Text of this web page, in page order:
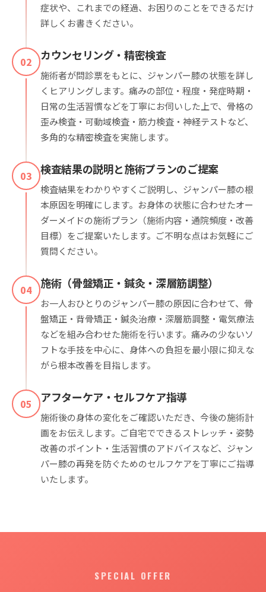
症状や、これまでの経過、お困りのことをできるだけ
詳しくお書きください。
02 カウンセリング・精密検査
施術者が問診票をもとに、ジャンパー膝の状態を詳し
くヒアリングします。痛みの部位・程度・発症時期・
日常の生活習慣などを丁寧にお伺いした上で、骨格の
歪み検査・可動域検査・筋力検査・神経テストなど、
多角的な精密検査を実施します。
03 検査結果の説明と施術プランのご提案
検査結果をわかりやすくご説明し、ジャンパー膝の根
本原因を明確にします。お身体の状態に合わせたオー
ダーメイドの施術プラン（施術内容・通院頻度・改善
目標）をご提案いたします。ご不明な点はお気軽にご
質問ください。
04 施術（骨盤矯正・鍼灸・深層筋調整）
お一人おひとりのジャンパー膝の原因に合わせて、骨
盤矯正・背骨矯正・鍼灸治療・深層筋調整・電気療法
などを組み合わせた施術を行います。痛みの少ないソ
フトな手技を中心に、身体への負担を最小限に抑えな
がら根本改善を目指します。
05 アフターケア・セルフケア指導
施術後の身体の変化をご確認いただき、今後の施術計
画をお伝えします。ご自宅でできるストレッチ・姿勢
改善のポイント・生活習慣のアドバイスなど、ジャン
パー膝の再発を防ぐためのセルフケアを丁寧にご指導
いたします。
SPECIAL OFFER